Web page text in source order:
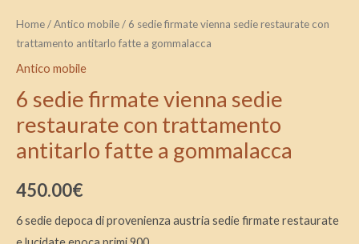
Home/Antico mobile/ 6 sedie firmate vienna sedie restaurate con
trattamento antitarlo fatte a gommalacca
Antico mobile
6 sedie firmate vienna sedie
restaurate con trattamento
antitarlo fatte a gommalacca
450.00€
6 sedie depoca di provenienza austria sedie firmate restaurate